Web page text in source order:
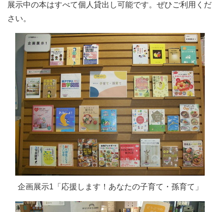
展示中の本はすべて個人貸出し可能です。ぜひご利用くだ
さい。
企画展示1「応援します！あなたの子育て・孫育て」